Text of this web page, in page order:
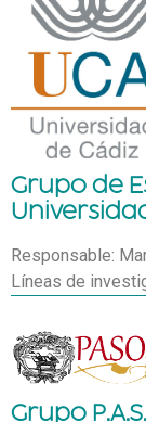
Grupo de
Responsable:
Líneas de
Grupo